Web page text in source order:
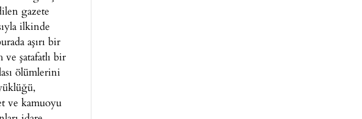
gazete
ilkinde
aşırı bir
şatafatlı bir
ölümlerini
ve kamuoyu